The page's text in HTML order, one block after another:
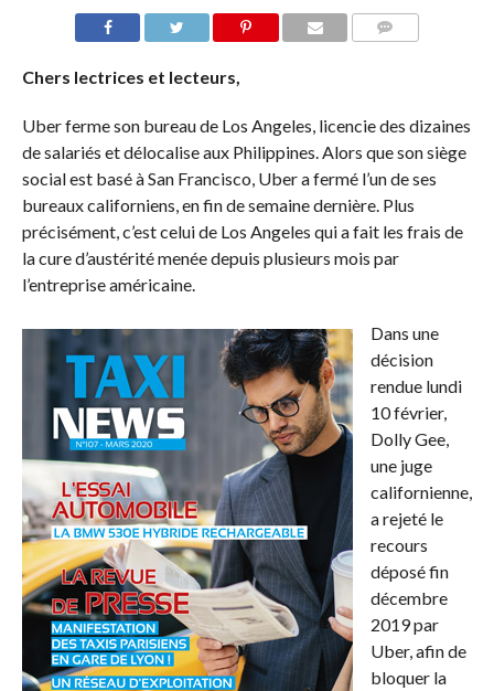
Chers lectrices et lecteurs,
Uber ferme son bureau de Los Angeles, licencie des dizaines
de salariés et délocalise aux Philippines. Alors que son siège
social est basé à San Francisco, Uber a fermé l’un de ses
bureaux californiens, en fin de semaine dernière. Plus
précisément, c’est celui de Los Angeles qui a fait les frais de
la cure d’austérité menée depuis plusieurs mois par
l’entreprise américaine.
Dans une
décision
rendue lundi
10 février,
Dolly Gee,
une juge
californienne,
a rejeté le
recours
déposé fin
décembre
2019 par
Uber, afin de
bloquer la